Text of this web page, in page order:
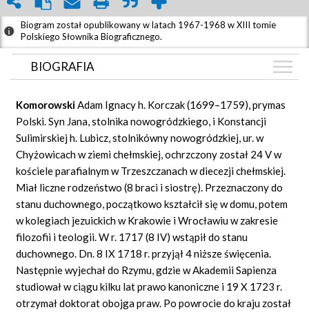
Biogram został opublikowany w latach 1967-1968 w XIII tomie
Polskiego Słownika Biograficznego.
BIOGRAFIA
ZDJĘCIA (8)
GRAF POWIĄZAŃ
DYSKUSJA
Mapa
KomorowskiAdam Ignacy h. Korczak (1699–1759), prymas
Polski. Syn Jana, stolnika nowogródzkiego, i Konstancji
Sulimirskiej h. Lubicz, stolnikówny nowogródzkiej, ur. w
Chyżowicach w ziemi chełmskiej, ochrzczony został 24 V w
kościele parafialnym w Trzeszczanach w diecezji chełmskiej.
Miał liczne rodzeństwo (8 braci i siostrę). Przeznaczony do
stanu duchownego, początkowo kształcił się w domu, potem
w kolegiach jezuickich w Krakowie i Wrocławiu w zakresie
filozofii i teologii. W r. 1717 (8 IV) wstąpił do stanu
duchownego. Dn. 8 IX 1718 r. przyjął 4 niższe święcenia.
Następnie wyjechał do Rzymu, gdzie w Akademii Sapienza
studiował w ciągu kilku lat prawo kanoniczne i 19 X 1723 r.
otrzymał doktorat obojga praw. Po powrocie do kraju został